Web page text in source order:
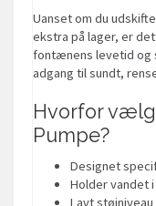
Uanset om du
ekstra på lager, er
fontænens levetid og
adgang til sundt,
Hvorfor
Pumpe?
Designet
Holder vandet
Lavt